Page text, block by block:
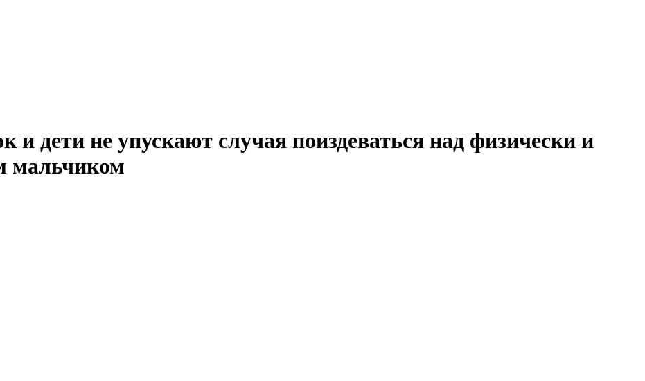
и дети не упускают случая поиздеваться над физически и
мальчиком